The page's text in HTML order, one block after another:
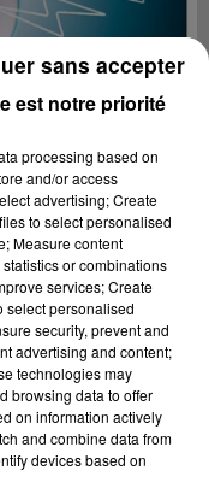
est notre priorité
processing based on
and/or access
advertising; Create
to select personalised
Measure content
or combinations
services; Create
select personalised
security, prevent and
advertising and content;
technologies may
browsing data to offer
on information actively
and combine data from
devices based on
sans accepter